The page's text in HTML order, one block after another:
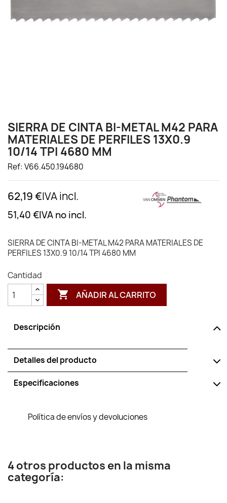
SIERRA DE CINTA BI-METAL M42 PARA
MATERIALES DE PERFILES 13X0.9
10/14 TPI 4680 MM
Ref: V66.450.194680
62,19 €IVA incl.
51,40 €IVA no incl.
SIERRA DE CINTA BI-METAL M42 PARA MATERIALES DE
PERFILES 13X0.9 10/14 TPI 4680 MM
Cantidad
 AÑADIR AL CARRITO
Descripción
Detalles del producto
Especificaciones
Política de envíos y devoluciones
4 otros productos en la misma
categoría: